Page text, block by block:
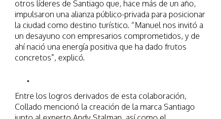
otros líderes de Santiago que, hace más de un año,
impulsaron una alianza público-privada para posicionar
la ciudad como destino turístico. “Manuel nos invitó a
un desayuno con empresarios comprometidos, y de
ahí nació una energía positiva que ha dado frutos
concretos”, explicó.
Entre los logros derivados de esta colaboración,
Collado mencionó la creación de la marca Santiago